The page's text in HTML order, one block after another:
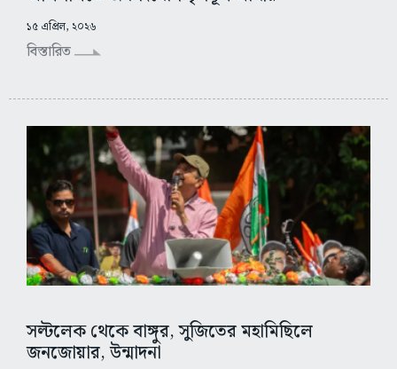
১৫ এপ্রিল, ২০২৬
বিস্তারিত
সল্টলেক থেকে বাঙ্গুর, সুজিতের মহামিছিলে
জনজোয়ার, উন্মাদনা